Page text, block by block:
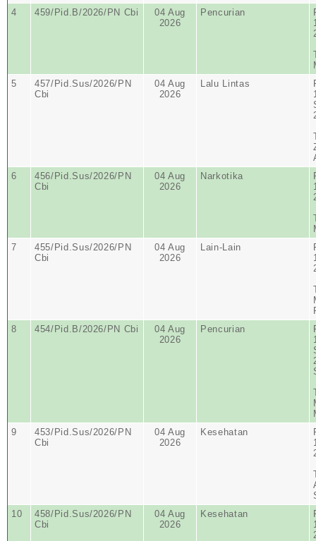
4
459/Pid.B/2026/PN Cbi
04 Aug
2026
Pencurian
5
457/Pid.Sus/2026/PN
Cbi
04 Aug
2026
Lalu Lintas
6
456/Pid.Sus/2026/PN
Cbi
04 Aug
2026
Narkotika
7
455/Pid.Sus/2026/PN
Cbi
04 Aug
2026
Lain-Lain
8
454/Pid.B/2026/PN Cbi
04 Aug
2026
Pencurian
9
453/Pid.Sus/2026/PN
Cbi
04 Aug
2026
Kesehatan
10
458/Pid.Sus/2026/PN
Cbi
04 Aug
2026
Kesehatan